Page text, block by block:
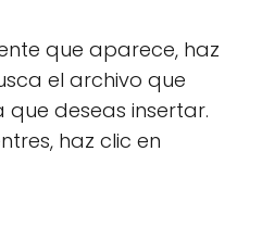
que aparece, haz
el archivo que
deseas insertar.
haz clic en